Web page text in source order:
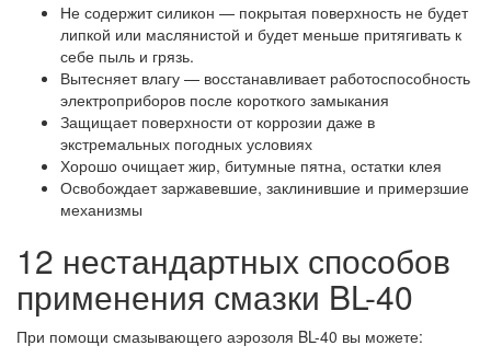
Не содержит силикон — покрытая поверхность не будет
липкой или маслянистой и будет меньше притягивать к
себе пыль и грязь.
Вытесняет влагу — восстанавливает работоспособность
электроприборов после короткого замыкания
Защищает поверхности от коррозии даже в
экстремальных погодных условиях
Хорошо очищает жир, битумные пятна, остатки клея
Освобождает заржавевшие, заклинившие и примерзшие
механизмы
12 нестандартных способов
применения смазки BL-40
При помощи смазывающего аэрозоля BL-40 вы можете: